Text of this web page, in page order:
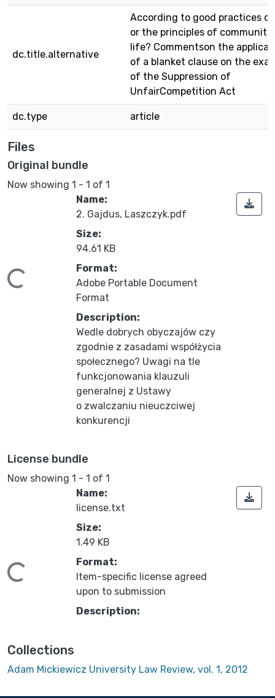
dc.title.alternative
According to good practices
or the principles of community
life? Commentson the
of a blanket clause on the
of the Suppression of
UnfairCompetition Act
dc.type article
Files
Original bundle
Now showing 1 - 1 of 1
Name:
2. Gajdus, Laszczyk.pdf
Size:
94.61 KB
Format:
Adobe Portable Document
Format
Description:
Wedle dobrych obyczajów czy
zgodnie z zasadami współżycia
społecznego? Uwagi na tle
funkcjonowania klauzuli
generalnej z Ustawy
o zwalczaniu nieuczciwej
konkurencji
License bundle
Now showing 1 - 1 of 1
Name:
license.txt
Size:
1.49 KB
Format:
Item-specific license agreed
upon to submission
Description:
Collections
Adam Mickiewicz University Law Review, vol. 1, 2012